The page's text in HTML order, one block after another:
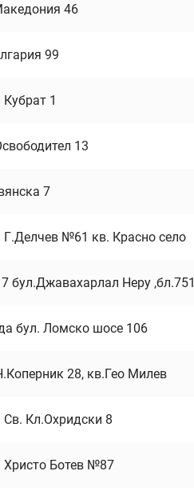
46
99
1
13
7
Г.Делчев №61 кв. Красно село
бул.Джавахарлал Неру ,бл.751
бул. Ломско шосе 106
28, кв.Гео Милев
Кл.Охридски 8
Христо Ботев №87